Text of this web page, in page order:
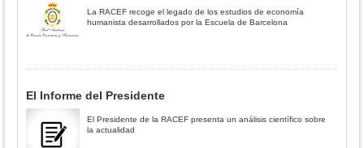
La RACEF recoge el legado de los estudios de economía
humanista desarrollados por la Escuela de Barcelona
El Informe del Presidente
El Presidente de la RACEF presenta un análisis científico sobre
la actualidad